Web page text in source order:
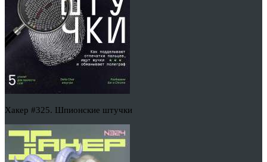
Хакер #325. Шпионские штучки